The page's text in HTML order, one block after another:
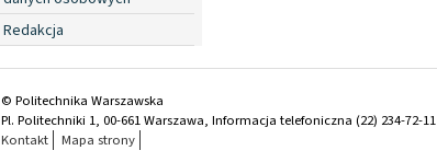
Redakcja
© Politechnika Warszawska
Pl. Politechniki 1, 00-661 Warszawa, Informacja telefoniczna (22) 234-72-11
Kontakt
Mapa strony